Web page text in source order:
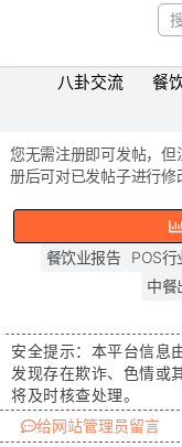
八卦交流 餐
您无需注册即可发帖，但
册后可对已发帖子进行修
餐饮业报告 POS行
中餐
安全提示： 本平台信息
发现存在欺诈、色情或
将及时核查处理。
给网站管理员留言